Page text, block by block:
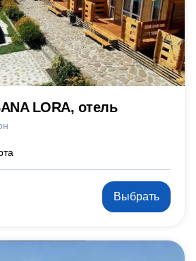
LORA, отель
Выбрать